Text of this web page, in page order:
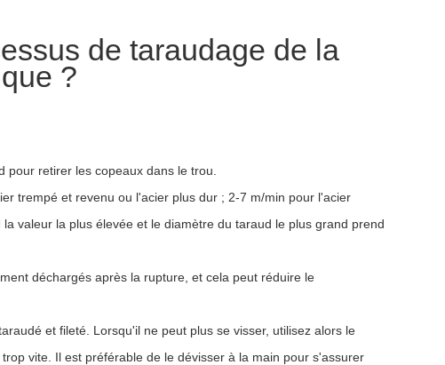
de taraudage de la
?
retirer les copeaux dans le trou.
trempé et revenu ou l'acier plus dur ; 2-7 m/min pour l'acier
valeur la plus élevée et le diamètre du taraud le plus grand prend
déchargés après la rupture, et cela peut réduire le
et fileté. Lorsqu'il ne peut plus se visser, utilisez alors le
vite. Il est préférable de le dévisser à la main pour s'assurer